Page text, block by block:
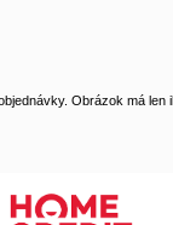
Obrázok má len